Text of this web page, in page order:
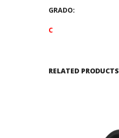
GRADO:
C
RELATED PRODUCTS